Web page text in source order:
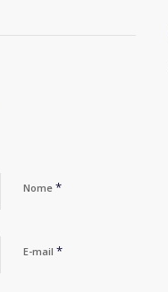
Nome *
E-mail *